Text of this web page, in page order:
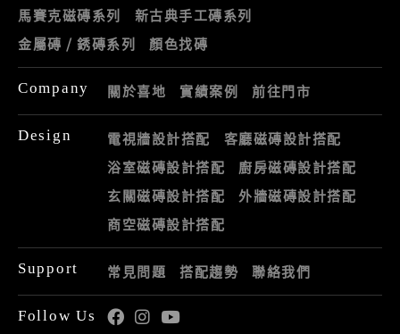
馬賽克磁磚系列
新古典手工磚系列
金屬磚 / 銹磚系列
顏色找磚
Company 關於喜地 實績案例 前往門市
Design 電視牆設計搭配
客廳磁磚設計搭配
浴室磁磚設計搭配
廚房磁磚設計搭配
玄關磁磚設計搭配
外牆磁磚設計搭配
商空磁磚設計搭配
Support 常見問題 搭配趨勢 聯絡我們
Follow Us